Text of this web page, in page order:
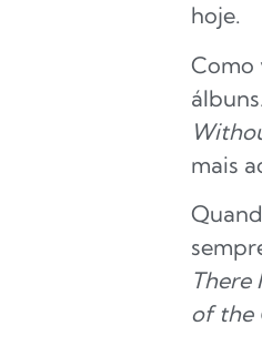
hoje.
Como
mais
There
of the